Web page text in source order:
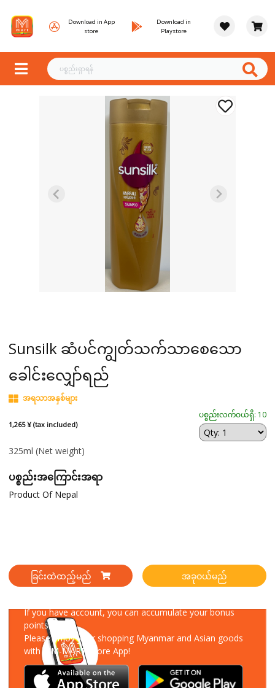
Download in App
store
Download in
Playstore
Sunsilk ဆံပင်ကျွတ်သက်သာစေသော
ခေါင်းလျှော်ရည်
အရသာအနှစ်များ
1,265 ¥ (tax included)
ပစ္စည်းလက်ဝယ်ရှိ: 10
325ml (Net weight)
ပစ္စည်းအကြောင်းအရာ
Product Of Nepal
ခြင်းထဲထည့်မည် အခုဝယ်မည်
If you have account, you can accumulate your bonus
points!
Please enjoy your shopping Myanmar and Asian goods
with MM-MART Store App!